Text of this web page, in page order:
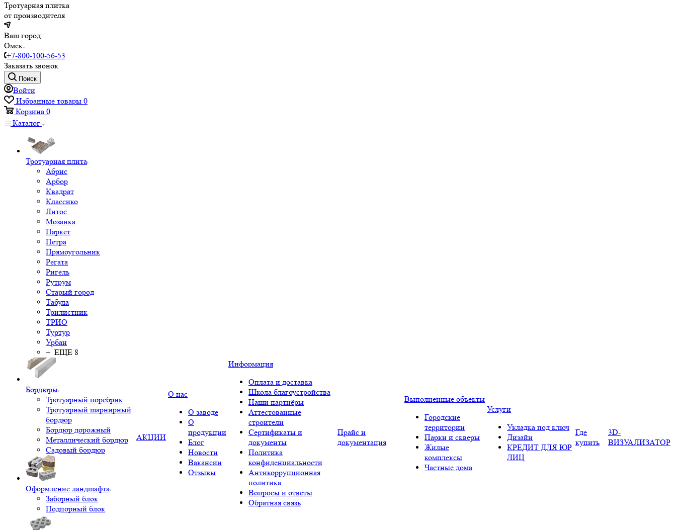
Тротуарная плитка
от производителя
Ваш город
Омск
+7-800-100-56-53
Заказать звонок
Поиск
Войти
Избранные товары 0
Корзина 0
Каталог
Тротуарная плита
Абрис
Арбор
Квадрат
Классико
Литос
Мозаика
Паркет
Петра
Прямоугольник
Регата
Ригель
Рутрум
Старый город
Табула
Трилистник
ТРИО
Туртур
Урбан
+ ЕЩЕ 8
Бордюры
Тротуарный поребрик
Тротуарный шарнирный
бордюр
Бордюр дорожный
Металлический бордюр
Садовый бордюр
Оформление ландшафта
Заборный блок
Подпорный блок
АКЦИИ
О нас
О заводе
О
продукции
Блог
Новости
Вакансии
Отзывы
Информация
Оплата и доставка
Школа благоустройства
Наши партнёры
Аттестованные
строители
Сертификаты и
документы
Политика
конфиденциальности
Антикоррупционная
политика
Вопросы и ответы
Обратная связь
Прайс и
документация
Выполненные объекты
Городские
территории
Парки и скверы
Жилые
комплексы
Частные дома
Услуги
Укладка под ключ
Дизайн
КРЕДИТ ДЛЯ ЮР
ЛИЦ
Где
купить
3D-
ВИЗУАЛИЗАТОР